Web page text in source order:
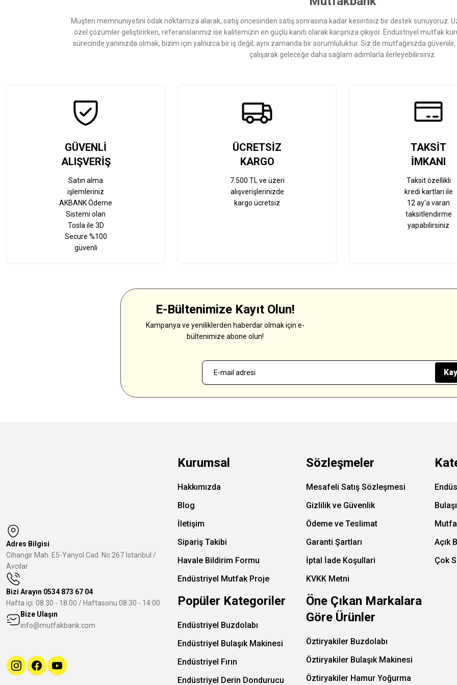
Bu ürüne benzer farklı alternatifler olmalı.
Müşteri memnuniyetini odak noktamıza alarak, satış öncesinden satış sonrasına kadar kesintisiz bir destek sunuyoruz.
özel çözümler geliştirirken, referanslarımız ise kalitemizin en güçlü kanıtı olarak karşınıza çıkıyor. Endüstriyel mutfak
sürecinde yanınızda olmak, bizim için yalnızca bir iş değil; aynı zamanda bir sorumluluktur. Siz de mutfağınızda
çalışarak geleceğe daha sağlam adımlarla ilerleyebilirsiniz.
GÜVENLİ
ALIŞVERİŞ
Satın alma
işlemleriniz
AKBANK Ödeme
Sistemi olan
Tosla ile 3D
Secure %100
güvenli
ÜCRETSİZ
KARGO
7.500 TL ve üzeri
alışverişlerinizde
kargo ücretsiz
TAKSİT
İMKANI
Taksit özellikli
kredi kartları ile
12 ay'a varan
taksitlendirme
yapabilirsiniz
E-Bültenimize Kayıt Olun!
Kampanya ve yeniliklerden haberdar olmak için e-
bültenimize abone olun!
Adres Bilgisi
Cihangir Mah. E5-Yanyol Cad. No:267 İstanbul /
Avcılar
Bizi Arayın 0534 873 67 04
Hafta içi: 08.30 - 18.00 / Haftasonu 08:30 - 14:00
Bize Ulaşın
info@mutfakbank.com
Kurumsal
Hakkımızda
Blog
İletişim
Sipariş Takibi
Havale Bildirim Formu
Endüstriyel Mutfak Proje
Sözleşmeler
Mesafeli Satış Sözleşmesi
Gizlilik ve Güvenlik
Ödeme ve Teslimat
Garanti Şartları
İptal İade Koşullari
KVKK Metni
Açık
Çok
Popüler Kategoriler
Endüstriyel Buzdolabı
Endüstriyel Bulaşık Makinesi
Endüstriyel Fırın
Endüstriyel Derin Dondurucu
Öne Çıkan Markalara
Göre Ürünler
Öztiryakiler Buzdolabı
Öztiryakiler Bulaşık Makinesi
Öztiryakiler Hamur Yoğurma